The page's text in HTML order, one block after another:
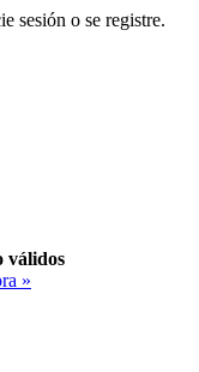
sesión o se registre.
válidos
»